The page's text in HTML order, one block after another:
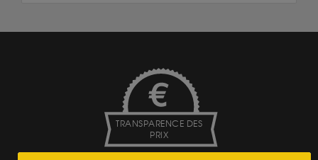
TRANSPARENCE DES
PRIX